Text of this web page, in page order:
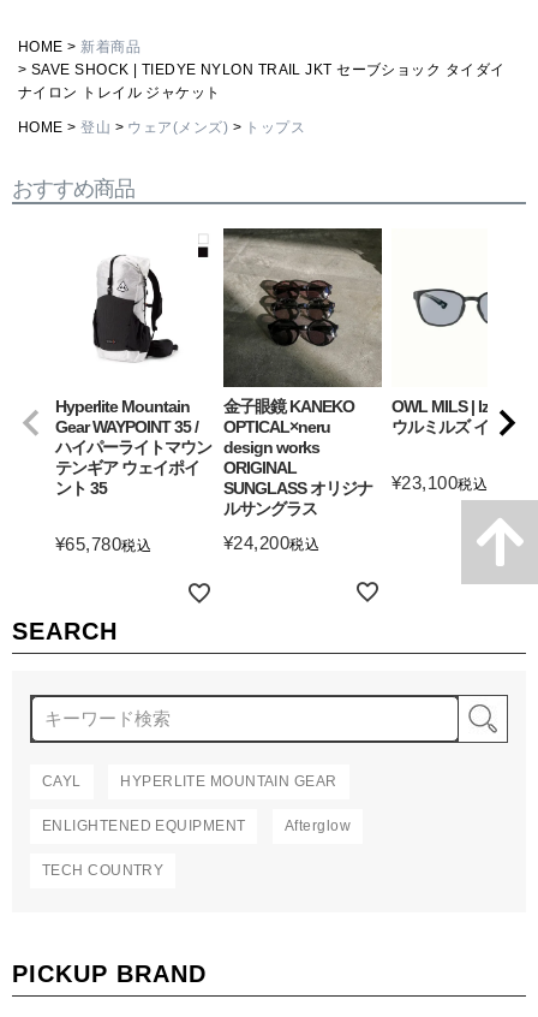
SEARCH
CAYL HYPERLITE MOUNTAIN GEAR
ENLIGHTENED EQUIPMENT Afterglow
TECH COUNTRY
PICKUP BRAND
HOME
新着商品
SAVE SHOCK | TIEDYE NYLON TRAIL JKT セーブショック タイダイ
ナイロン トレイル ジャケット
HOME 登山 ウェア(メンズ) トップス
おすすめ商品
Hyperlite Mountain
Gear WAYPOINT 35 /
ハイパーライトマウン
テンギア ウェイポイ
ント 35
¥65,780税込
金子眼鏡 KANEKO
OPTICAL×neru
design works
ORIGINAL
SUNGLASS オリジナ
ルサングラス
¥24,200税込
OWL MILS | Izanagi
ウルミルズ イザナギ
¥23,100税込
詳細を見る